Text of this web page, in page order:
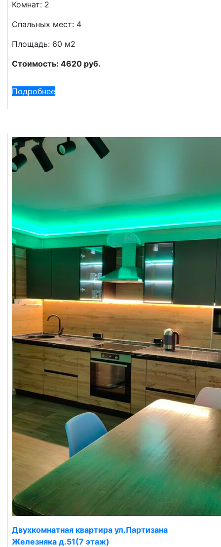
Комнат: 2
Спальных мест: 4
Площадь: 60 м2
Стоимость: 4620 руб.
Подробнее
Двухкомнатная квартира ул.Партизана
Железняка д.51(7 этаж)